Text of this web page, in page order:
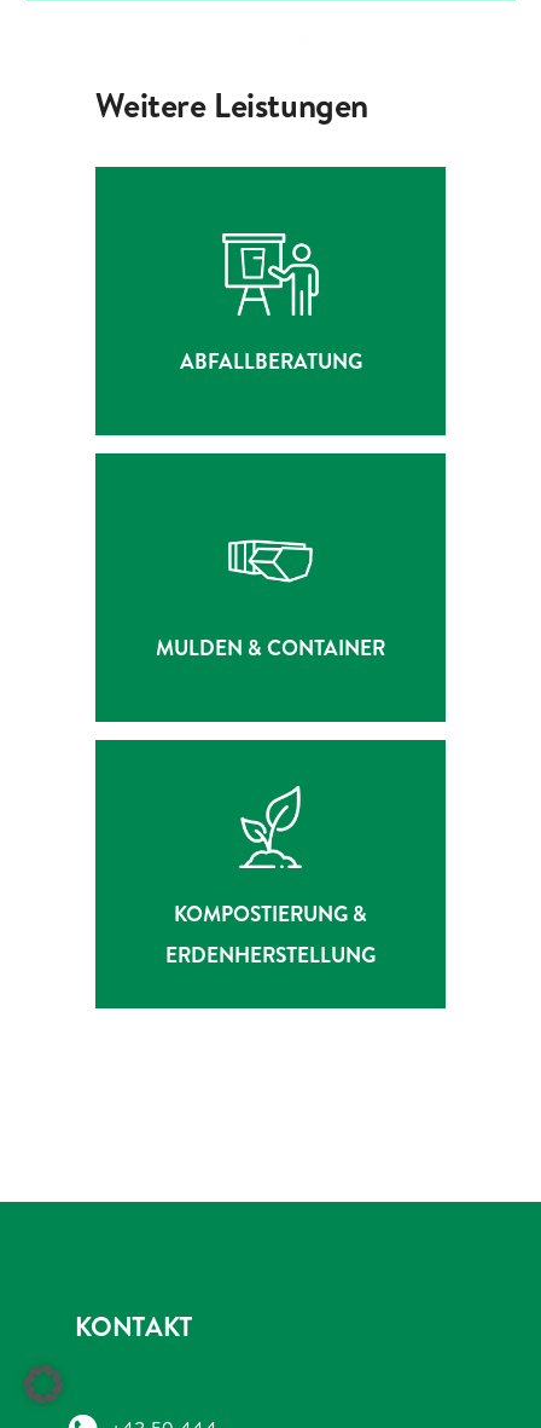
Weitere Leistungen
ABFALLBERATUNG
ABFALLBERATUNG
MULDEN & CONTAINER
MULDEN & CONTAINER
KOMPOSTIERUNG &
ERDENHERSTELLUNG
KOMPOSTIERUNG &
ERDENHERSTELLUNG
ZUR LEISTUNG
KONTAKT